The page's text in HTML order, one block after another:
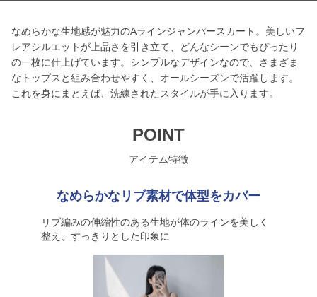
なめらかな生地感が魅力のAラインジャンパースカート。美しいフ
レアシルエットが上品さを引き立て、どんなシーンでもぴったり
の一枚に仕上げています。シンプルなデザインなので、さまざま
なトップスと組み合わせやすく、オールシーズンで活躍します。
これを身にまとえば、洗練されたスタイルが手に入ります。
POINT
アイテム特徴
なめらかなリブ素材で体型をカバー
リブ編みの伸縮性のある生地が体のラインを美しく
整え、すっきりとした印象に